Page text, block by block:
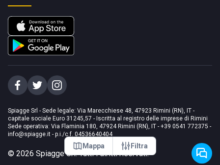
Mappa Filtra
Spiagge Srl - Sede legale: Via Marecchiese 48, 47923 Rimini (RN), IT -
capitale sociale Euro 31245,57 - Iscritta al registro delle imprese di Rimini
Sede operativa: Via Flaminia 180, 47924 Rimini (RN), IT - +39 0541 772375 -
info@spiagge.it - p.i./c.f. 04536640404
© 2026 Spiagge Srl. Tutti i diritti riservati.